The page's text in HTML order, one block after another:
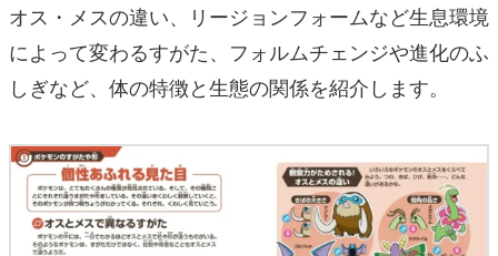
オス・メスの違い、リージョンフォームなど生息環境
によって変わるすがた、フォルムチェンジや進化のふ
しぎなど、体の特徴と生態の関係を紹介します。